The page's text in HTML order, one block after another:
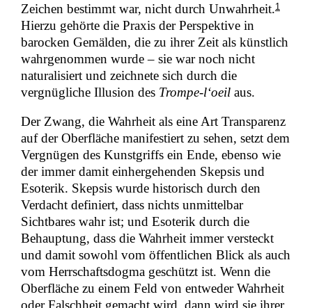
Zeichen bestimmt war, nicht durch Unwahrheit.1
Hierzu gehörte die Praxis der Perspektive in
barocken Gemälden, die zu ihrer Zeit als künstlich
wahrgenommen wurde – sie war noch nicht
naturalisiert und zeichnete sich durch die
vergnügliche Illusion des Trompe-l‘oeil aus.
Der Zwang, die Wahrheit als eine Art Transparenz
auf der Oberfläche manifestiert zu sehen, setzt dem
Vergnügen des Kunstgriffs ein Ende, ebenso wie
der immer damit einhergehenden Skepsis und
Esoterik. Skepsis wurde historisch durch den
Verdacht definiert, dass nichts unmittelbar
Sichtbares wahr ist; und Esoterik durch die
Behauptung, dass die Wahrheit immer versteckt
und damit sowohl vom öffentlichen Blick als auch
vom Herrschaftsdogma geschützt ist. Wenn die
Oberfläche zu einem Feld von entweder Wahrheit
oder Falschheit gemacht wird, dann wird sie ihrer